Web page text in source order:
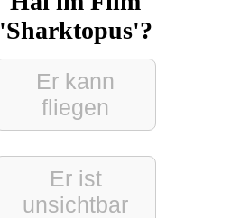
'Sharktopus'?
Er kann
fliegen
Er ist
unsichtbar